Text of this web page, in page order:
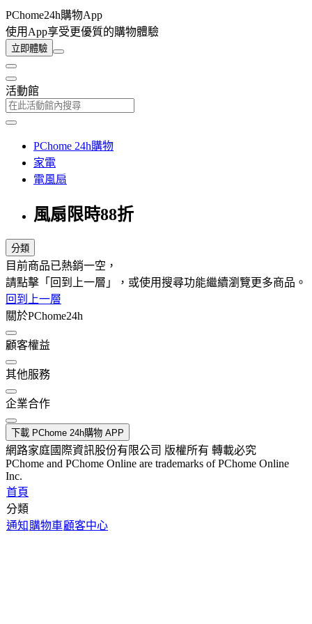
PChome24h購物App
使用App享受更優質的購物體驗
立即體驗
活動館
PChome 24h購物
家電
電風扇
風扇限時88折
分類
目前商品已熱銷一空，
請點擊「回到上一層」，或使用搜尋功能繼續瀏覽更多商品。
回到上一層
關於PChome24h
顧客權益
其他服務
企業合作
下載 PChome 24h購物 APP
網路家庭國際資訊股份有限公司 版權所有 轉載必究
PChome and PChome Online are trademarks of PChome Online
Inc.
首頁
分類
通知 購物車顧客中心